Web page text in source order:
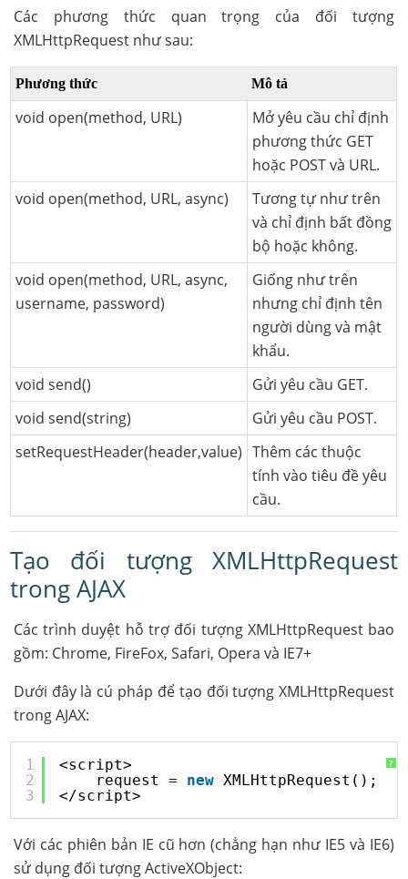
Các phương thức quan trọng của đối tượng
XMLHttpRequest như sau:
Phương thức Mô tả
void open(method, URL)
Mở yêu cầu chỉ định
phương thức GET
hoặc POST và URL.
void open(method, URL, async)
Tương tự như trên
và chỉ định bất đồng
bộ hoặc không.
void open(method, URL, async,
username, password)
Giống như trên
nhưng chỉ định tên
người dùng và mật
khẩu.
void send()
Gửi yêu cầu GET.
void send(string)
Gửi yêu cầu POST.
setRequestHeader(header,value) Thêm các thuộc
tính vào tiêu đề yêu
cầu.
Tạo đối tượng XMLHttpRequest
trong AJAX
Các trình duyệt hỗ trợ đối tượng XMLHttpRequest bao
gồm: Chrome, FireFox, Safari, Opera và IE7+
Dưới đây là cú pháp để tạo đối tượng XMLHttpRequest
trong AJAX:
?
1
2
3
<script>
request = new XMLHttpRequest();
</script>
Với các phiên bản IE cũ hơn (chẳng hạn như IE5 và IE6)
sử dụng đối tượng ActiveXObject: